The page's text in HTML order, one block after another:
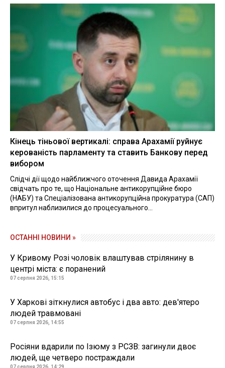
Кінець тіньової вертикалі: справа Арахамії руйнує
керованість парламенту та ставить Банкову перед
вибором
Слідчі дії щодо найближчого оточення Давида Арахамії
свідчать про те, що Національне антикорупційне бюро
(НАБУ) та Спеціалізована антикорупційна прокуратура (САП)
впритул наблизилися до процесуального...
ОСТАННІ НОВИНИ »
У Кривому Розі чоловік влаштував стрілянину в
центрі міста: є поранений
07 серпня 2026, 15:15
У Харкові зіткнулися автобус і два авто: дев'ятеро
людей травмовані
07 серпня 2026, 14:55
Росіяни вдарили по Ізюму з РСЗВ: загинули двоє
людей, ще четверо постраждали